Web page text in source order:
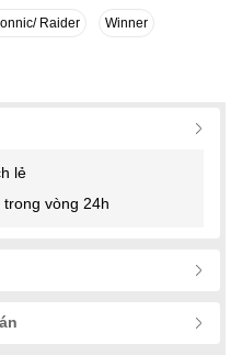
Raider Winner
lẻ
vòng 24h